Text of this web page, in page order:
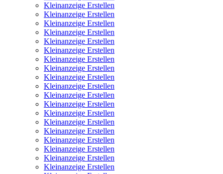
Kleinanzeige Erstellen
Kleinanzeige Erstellen
Kleinanzeige Erstellen
Kleinanzeige Erstellen
Kleinanzeige Erstellen
Kleinanzeige Erstellen
Kleinanzeige Erstellen
Kleinanzeige Erstellen
Kleinanzeige Erstellen
Kleinanzeige Erstellen
Kleinanzeige Erstellen
Kleinanzeige Erstellen
Kleinanzeige Erstellen
Kleinanzeige Erstellen
Kleinanzeige Erstellen
Kleinanzeige Erstellen
Kleinanzeige Erstellen
Kleinanzeige Erstellen
Kleinanzeige Erstellen